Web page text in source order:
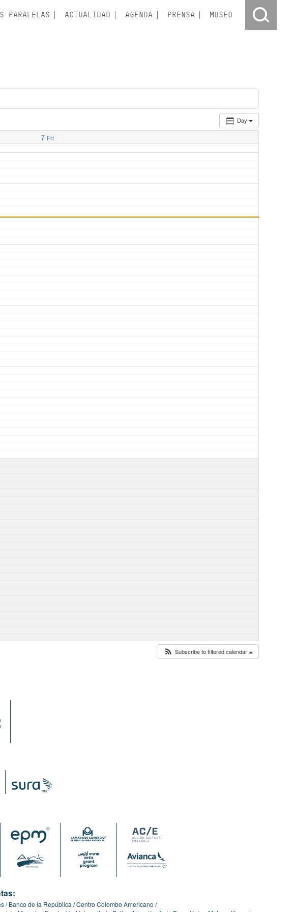
PARALELAS ACTUALIDAD AGENDA PRENSA MUSEO
Day
7 Fri
Subscribe to filtered calendar
Banco de la República Centro Colombo Americano